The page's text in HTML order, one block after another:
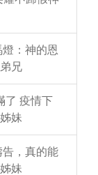
：神的恩
兄
了 疫情下
妹
，真的能
妹